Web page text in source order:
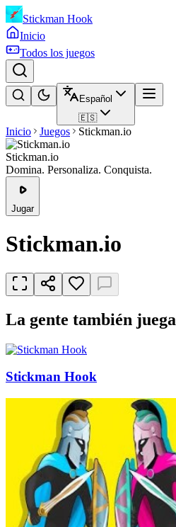
Stickman Hook
Inicio
Todos los juegos
Español
🇪🇸
Inicio Juegos Stickman.io
Stickman.io
Domina. Personaliza. Conquista.
Jugar
Stickman.io
La gente también juega
Stickman Hook